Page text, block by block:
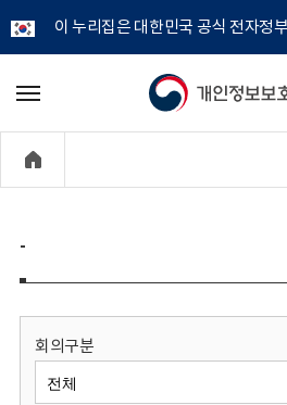
이 누리집은 대한민국 공식 전자정
개
정
보
메
기
-
회의구분